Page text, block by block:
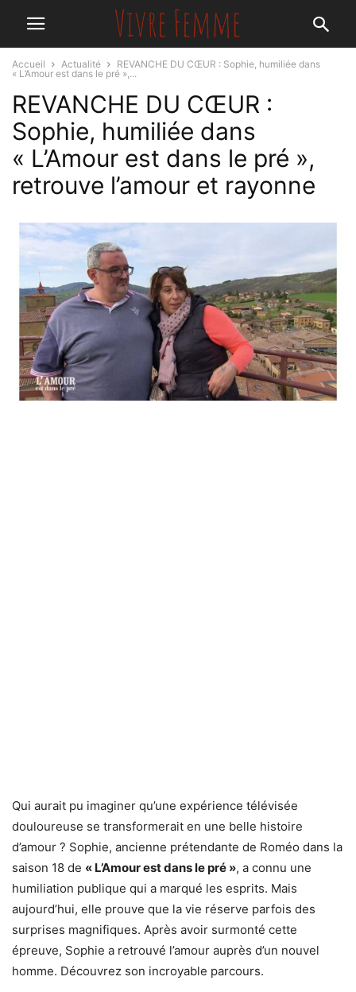
Accueil Actualité
REVANCHE DU CŒUR : Sophie, humiliée dans
« L’Amour est dans le pré »,...
REVANCHE DU CŒUR :
Sophie, humiliée dans
« L’Amour est dans le pré »,
retrouve l’amour et rayonne
Qui aurait pu imaginer qu’une expérience télévisée
douloureuse se transformerait en une belle histoire
d’amour ? Sophie, ancienne prétendante de Roméo dans la
saison 18 de « L’Amour est dans le pré », a connu une
humiliation publique qui a marqué les esprits. Mais
aujourd’hui, elle prouve que la vie réserve parfois des
surprises magnifiques. Après avoir surmonté cette
épreuve, Sophie a retrouvé l’amour auprès d’un nouvel
homme. Découvrez son incroyable parcours.